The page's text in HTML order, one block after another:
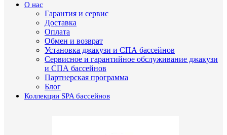
О нас
Гарантия и сервис
Доставка
Оплата
Обмен и возврат
Установка джакузи и СПА бассейнов
Сервисное и гарантийное обслуживание джакузи
и СПА бассейнов
Партнерская программа
Блог
Коллекции SPA бассейнов